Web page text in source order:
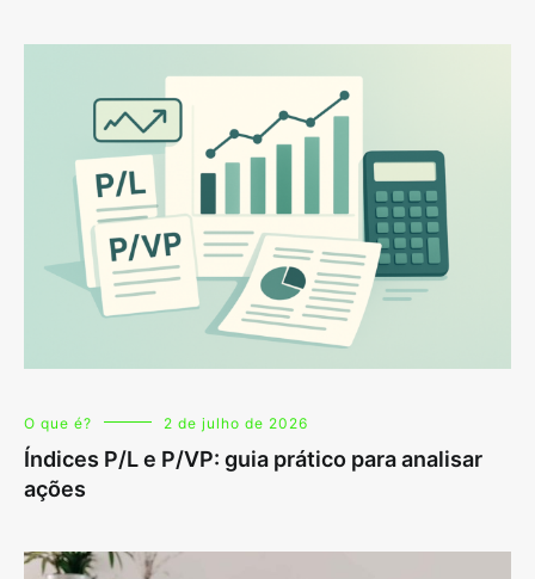
O que é? 2 de julho de 2026
Índices P/L e P/VP: guia prático para analisar
ações